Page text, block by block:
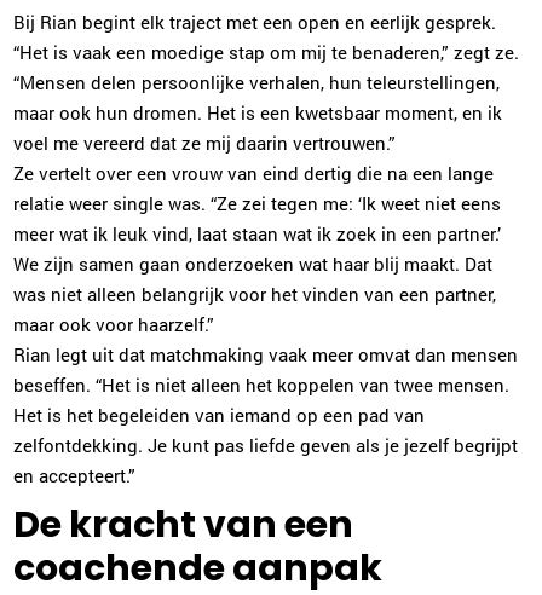
Bij Rian begint elk traject met een open en eerlijk gesprek.
“Het is vaak een moedige stap om mij te benaderen,” zegt ze.
“Mensen delen persoonlijke verhalen, hun teleurstellingen,
maar ook hun dromen. Het is een kwetsbaar moment, en ik
voel me vereerd dat ze mij daarin vertrouwen.”
Ze vertelt over een vrouw van eind dertig die na een lange
relatie weer single was. “Ze zei tegen me: ‘Ik weet niet eens
meer wat ik leuk vind, laat staan wat ik zoek in een partner.’
We zijn samen gaan onderzoeken wat haar blij maakt. Dat
was niet alleen belangrijk voor het vinden van een partner,
maar ook voor haarzelf.”
Rian legt uit dat matchmaking vaak meer omvat dan mensen
beseffen. “Het is niet alleen het koppelen van twee mensen.
Het is het begeleiden van iemand op een pad van
zelfontdekking. Je kunt pas liefde geven als je jezelf begrijpt
en accepteert.”
De kracht van een
coachende aanpak